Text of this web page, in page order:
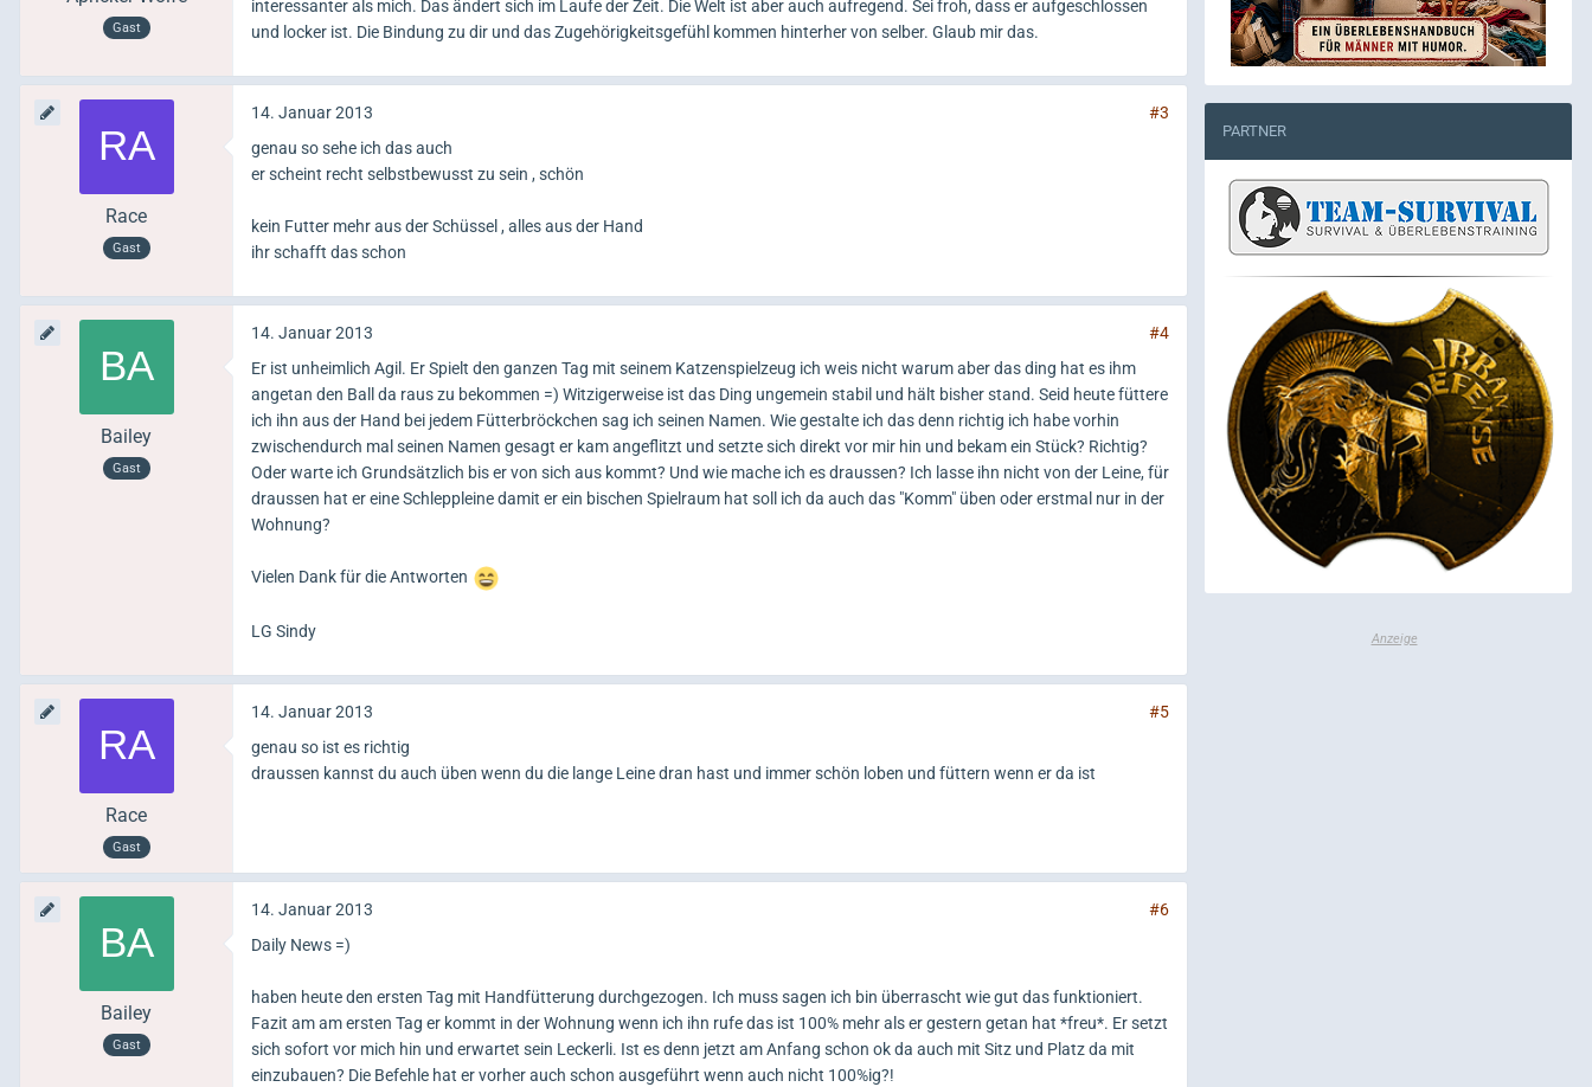
Gast
interessanter als mich. Das ändert sich im Laufe der Zeit. Die Welt ist aber auch aufregend. Sei froh, dass er aufgeschlossen
und locker ist. Die Bindung zu dir und das Zugehörigkeitsgefühl kommen hinterher von selber. Glaub mir das.
Race
Gast
14. Januar 2013
#3
genau so sehe ich das auch
er scheint recht selbstbewusst zu sein , schön
kein Futter mehr aus der Schüssel , alles aus der Hand
ihr schafft das schon
Bailey
Gast
14. Januar 2013
#4
Er ist unheimlich Agil. Er Spielt den ganzen Tag mit seinem Katzenspielzeug ich weis nicht warum aber das ding hat es ihm
angetan den Ball da raus zu bekommen =) Witzigerweise ist das Ding ungemein stabil und hält bisher stand. Seid heute füttere
ich ihn aus der Hand bei jedem Fütterbröckchen sag ich seinen Namen. Wie gestalte ich das denn richtig ich habe vorhin
zwischendurch mal seinen Namen gesagt er kam angeflitzt und setzte sich direkt vor mir hin und bekam ein Stück? Richtig?
Oder warte ich Grundsätzlich bis er von sich aus kommt? Und wie mache ich es draussen? Ich lasse ihn nicht von der Leine, für
draussen hat er eine Schleppleine damit er ein bischen Spielraum hat soll ich da auch das "Komm" üben oder erstmal nur in der
Wohnung?
Vielen Dank für die Antworten
LG Sindy
Race
Gast
14. Januar 2013
#5
genau so ist es richtig
draussen kannst du auch üben wenn du die lange Leine dran hast und immer schön loben und füttern wenn er da ist
Bailey
Gast
14. Januar 2013
#6
Daily News =)
haben heute den ersten Tag mit Handfütterung durchgezogen. Ich muss sagen ich bin überrascht wie gut das funktioniert.
Fazit am am ersten Tag er kommt in der Wohnung wenn ich ihn rufe das ist 100% mehr als er gestern getan hat *freu*. Er setzt
sich sofort vor mich hin und erwartet sein Leckerli. Ist es denn jetzt am Anfang schon ok da auch mit Sitz und Platz da mit
einzubauen? Die Befehle hat er vorher auch schon ausgeführt wenn auch nicht 100%ig?!
PARTNER